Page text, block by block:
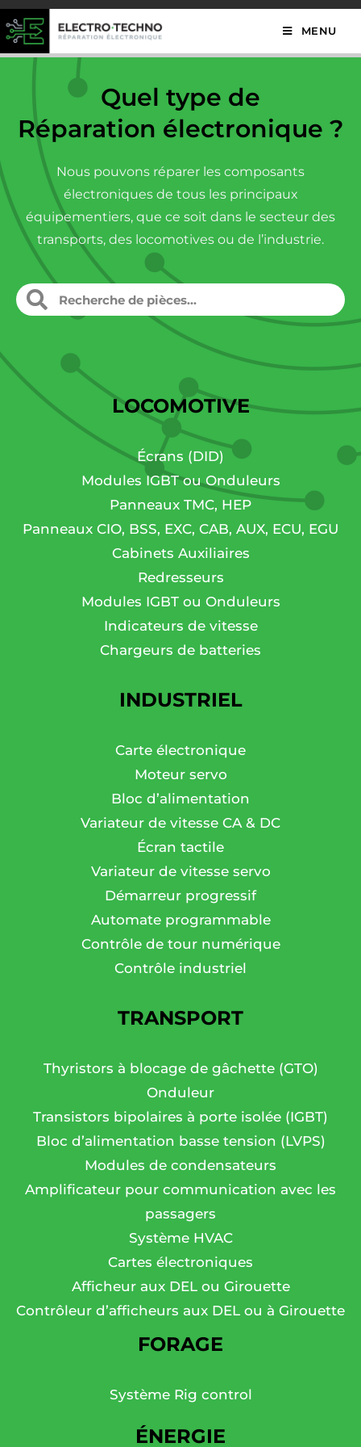
MENU
Quel type de
Réparation électronique ?
Nous pouvons réparer les composants
électroniques de tous les principaux
équipementiers, que ce soit dans le secteur des
transports, des locomotives ou de l’industrie.
LOCOMOTIVE
Écrans (DID)
Modules IGBT ou Onduleurs
Panneaux TMC, HEP
Panneaux CIO, BSS, EXC, CAB, AUX, ECU, EGU
Cabinets Auxiliaires
Redresseurs
Modules IGBT ou Onduleurs
Indicateurs de vitesse
Chargeurs de batteries
INDUSTRIEL
Carte électronique
Moteur servo
Bloc d’alimentation
Variateur de vitesse CA & DC
Écran tactile
Variateur de vitesse servo
Démarreur progressif
Automate programmable
Contrôle de tour numérique
Contrôle industriel
TRANSPORT
Thyristors à blocage de gâchette (GTO)
Onduleur
Transistors bipolaires à porte isolée (IGBT)
Bloc d’alimentation basse tension (LVPS)
Modules de condensateurs
Amplificateur pour communication avec les
passagers
Système HVAC
Cartes électroniques
Afficheur aux DEL ou Girouette
Contrôleur d’afficheurs aux DEL ou à Girouette
FORAGE
Système Rig control
ÉNERGIE